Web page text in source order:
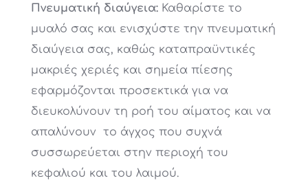
Πνευματική διαύγεια:Καθαρίστε το
μυαλό σας και ενισχύστε την πνευματική
διαύγεια σας, καθώς καταπραϋντικές
μακριές χεριές και σημεία πίεσης
εφαρμόζονται προσεκτικά για να
διευκολύνουν τη ροή του αίματος και να
απαλύνουν το άγχος που συχνά
συσσωρεύεται στην περιοχή του
κεφαλιού και του λαιμού.